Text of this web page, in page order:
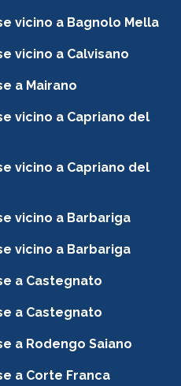
vicino a Bagnolo Mella
vicino a Calvisano
a Mairano
vicino a Capriano del
vicino a Capriano del
vicino a Barbariga
vicino a Barbariga
a Castegnato
a Castegnato
a Rodengo Saiano
a Corte Franca